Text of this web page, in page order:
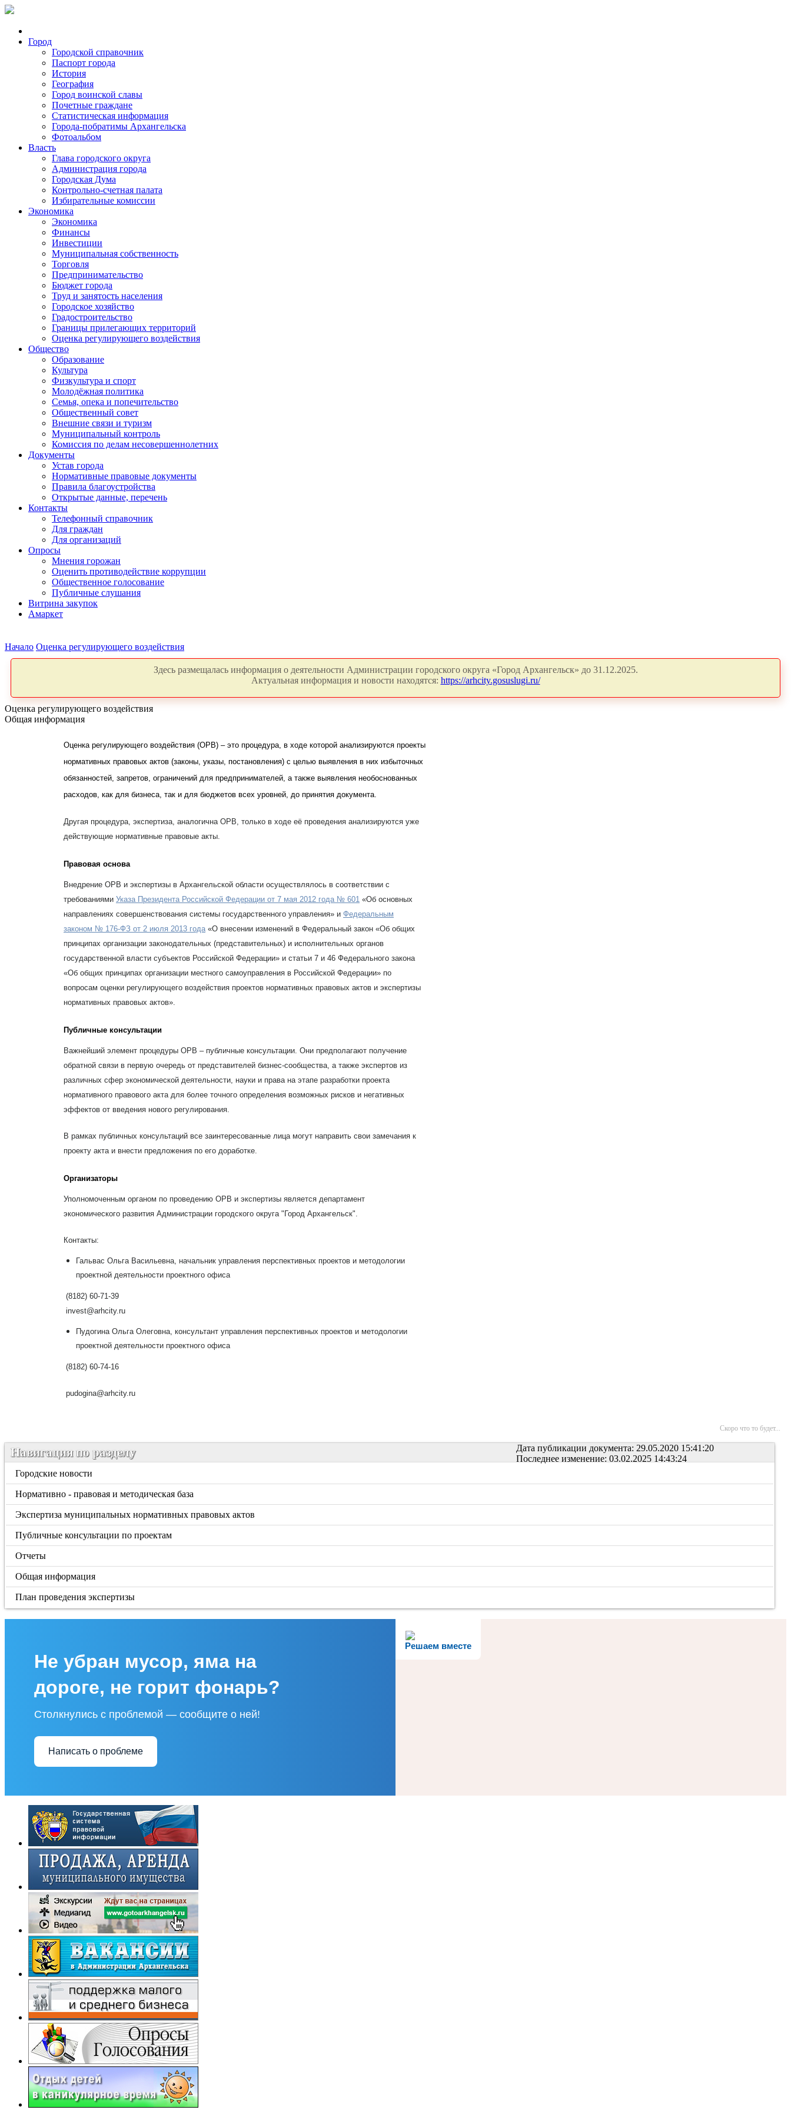
Город
Городской справочник
Паспорт города
История
География
Город воинской славы
Почетные граждане
Статистическая информация
Города-побратимы Архангельска
Фотоальбом
Власть
Глава городского округа
Администрация города
Городская Дума
Контрольно-счетная палата
Избирательные комиссии
Экономика
Экономика
Финансы
Инвестиции
Муниципальная собственность
Торговля
Предпринимательство
Бюджет города
Труд и занятость населения
Городское хозяйство
Градостроительство
Границы прилегающих территорий
Оценка регулирующего воздействия
Общество
Образование
Культура
Физкультура и спорт
Молодёжная политика
Семья, опека и попечительство
Общественный совет
Внешние связи и туризм
Муниципальный контроль
Комиссия по делам несовершеннолетних
Документы
Устав города
Нормативные правовые документы
Правила благоустройства
Открытые данные, перечень
Контакты
Телефонный справочник
Для граждан
Для организаций
Опросы
Мнения горожан
Оценить противодействие коррупции
Общественное голосование
Публичные слушания
Витрина закупок
Амаркет
Начало Оценка регулирующего воздействия
Здесь размещалась информация о деятельности Администрации городского округа «Город Архангельск» до 31.12.2025.
Актуальная информация и новости находятся: https://arhcity.gosuslugi.ru/
Оценка регулирующего воздействия
Общая информация
Оценка регулирующего воздействия (ОРВ) – это процедура, в ходе которой анализируются проекты
нормативных правовых актов (законы, указы, постановления) с целью выявления в них избыточных
обязанностей, запретов, ограничений для предпринимателей, а также выявления необоснованных
расходов, как для бизнеса, так и для бюджетов всех уровней, до принятия документа.
Другая процедура, экспертиза, аналогична ОРВ, только в ходе её проведения анализируются уже
действующие нормативные правовые акты.
Правовая основа
Внедрение ОРВ и экспертизы в Архангельской области осуществлялось в соответствии с
требованиями Указа Президента Российской Федерации от 7 мая 2012 года № 601 «Об основных
направлениях совершенствования системы государственного управления» и Федеральным
законом № 176-ФЗ от 2 июля 2013 года«О внесении изменений в Федеральный закон «Об общих
принципах организации законодательных (представительных) и исполнительных органов
государственной власти субъектов Российской Федерации» и статьи 7 и 46 Федерального закона
«Об общих принципах организации местного самоуправления в Российской Федерации» по
вопросам оценки регулирующего воздействия проектов нормативных правовых актов и экспертизы
нормативных правовых актов».
Публичные консультации
Важнейший элемент процедуры ОРВ – публичные консультации. Они предполагают получение
обратной связи в первую очередь от представителей бизнес-сообщества, а также экспертов из
различных сфер экономической деятельности, науки и права на этапе разработки проекта
нормативного правового акта для более точного определения возможных рисков и негативных
эффектов от введения нового регулирования.
В рамках публичных консультаций все заинтересованные лица могут направить свои замечания к
проекту акта и внести предложения по его доработке.
Организаторы
Уполномоченным органом по проведению ОРВ и экспертизы является департамент
экономического развития Администрации городского округа "Город Архангельск".
Контакты:
Гальвас Ольга Васильевна, начальник управления перспективных проектов и методологии
проектной деятельности проектного офиса
(8182) 60-71-39
invest@arhcity.ru
Пудогина Ольга Олеговна, консультант управления перспективных проектов и методологии
проектной деятельности проектного офиса
(8182) 60-74-16
pudogina@arhcity.ru
Скоро что то будет...
Дата публикации документа: 29.05.2020 15:41:20
Последнее изменение: 03.02.2025 14:43:24
Навигация по разделу
Городские новости
Нормативно - правовая и методическая база
Экспертиза муниципальных нормативных правовых актов
Публичные консультации по проектам
Отчеты
Общая информация
План проведения экспертизы
Решаем вместе
Не убран мусор, яма на
дороге, не горит фонарь?
Столкнулись с проблемой — сообщите о ней!
Написать о проблеме